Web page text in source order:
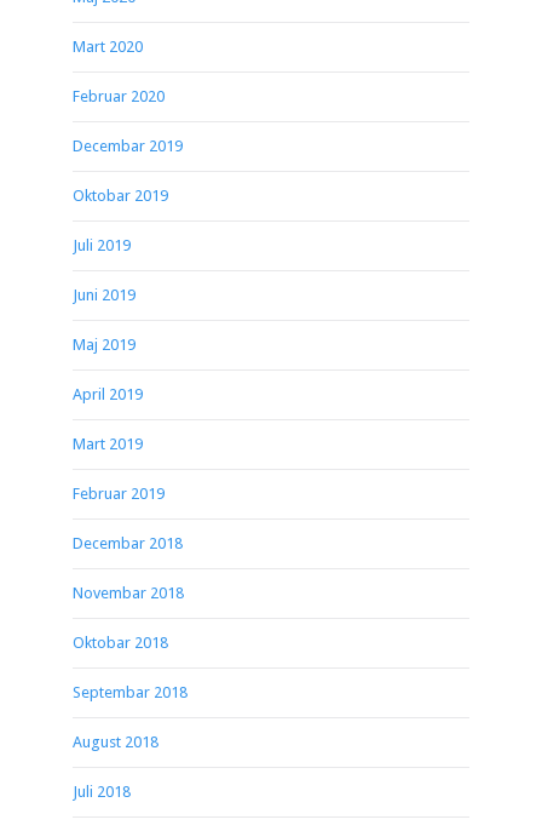
Mart 2020
Februar 2020
Decembar 2019
Oktobar 2019
Juli 2019
Juni 2019
Maj 2019
April 2019
Mart 2019
Februar 2019
Decembar 2018
Novembar 2018
Oktobar 2018
Septembar 2018
August 2018
Juli 2018